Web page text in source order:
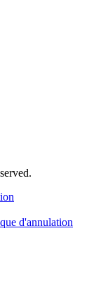
d'annulation